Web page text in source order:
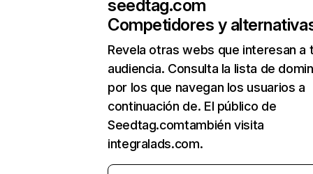
seedtag.com
Competidores y
Revela otras webs que interesan a
audiencia. Consulta la lista de
por los que navegan los usuarios a
continuación de. El público de
Seedtag.comtambién visita
integralads.com.